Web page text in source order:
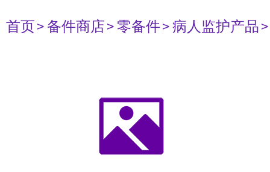
首页> 备件商店> 零备件> 病人监护产品